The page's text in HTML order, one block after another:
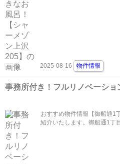
2025-08-16 物件情報
事務所付き！フルリノベーショ
おすすめ物件情報【御船通1
紹介いたします。御船通1丁